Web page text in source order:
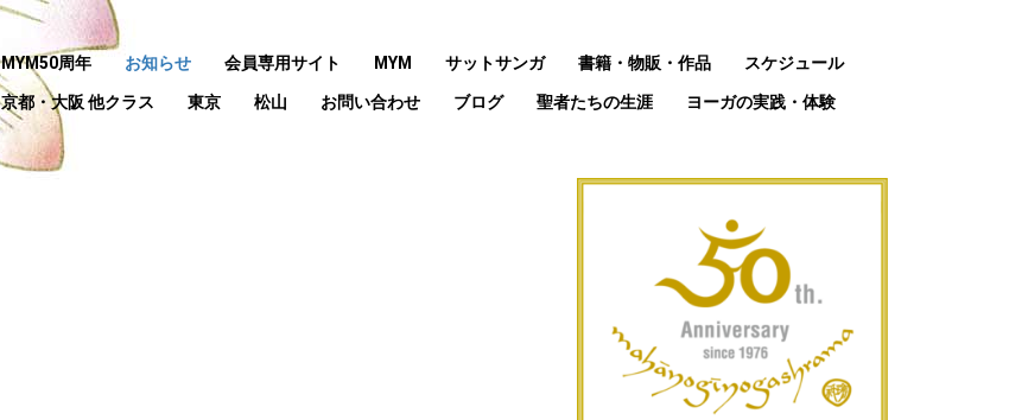
MYM50周年 お知らせ 会員専用サイト MYM サットサンガ 書籍・物販・作品 スケジュール
京都・大阪 他クラス 東京 松山 お問い合わせ ブログ 聖者たちの生涯 ヨーガの実践・体験